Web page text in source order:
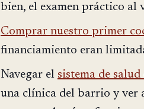
bien, el examen práctico al
Comprar nuestro primer
financiamiento eran
Navegar el sistema de salud
una clínica del barrio y ver